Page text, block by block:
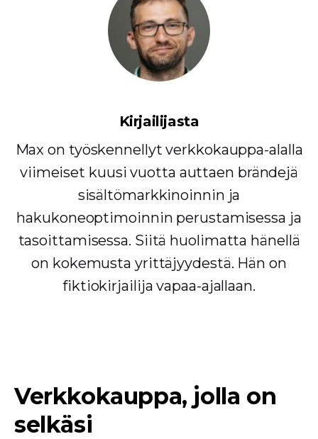
Kirjailijasta
Max on työskennellyt verkkokauppa-alalla
viimeiset kuusi vuotta auttaen brändejä
sisältömarkkinoinnin ja
hakukoneoptimoinnin perustamisessa ja
tasoittamisessa. Siitä huolimatta hänellä
on kokemusta yrittäjyydestä. Hän on
fiktiokirjailija vapaa-ajallaan.
Verkkokauppa, jolla on
selkäsi